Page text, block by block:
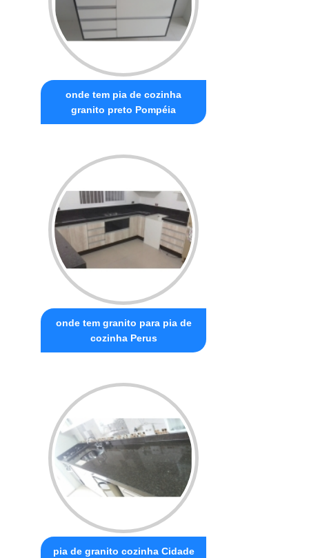
onde tem pia de cozinha
granito preto Pompéia
onde tem granito para pia de
cozinha Perus
pia de granito cozinha Cidade